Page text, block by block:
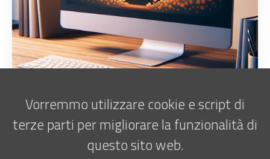
Iscriviti alla newsletter
Vorremmo utilizzare cookie e script di
terze parti per migliorare la funzionalità di
questo sito web.